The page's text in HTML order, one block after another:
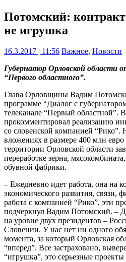
Потомский:
не игрушка
16.3.2017 | 11:56 Важное, Новости
Губернатор Орловской области
“Первого областного”.
Глава Орловщины Вадим
программе “Диалог с
телеканале “Первый областной”.
прокомментировал реализацию
со словенской компанией “Рико”.
вложениях в размере 400 млн евро
территории Орловской области
переработке зерна,
обувной фабрики.
– Ежедневно идет работа, она на
экономического развития, связи,
работа с компанией “Рико”, эти
подчеркнул Вадим Потомский. –
на уровне двух президентов –
Словении. У нас нет ни одного
момента, за который Орловская
“вперед”. Все застраховано,
“игрушка”, это серьезные